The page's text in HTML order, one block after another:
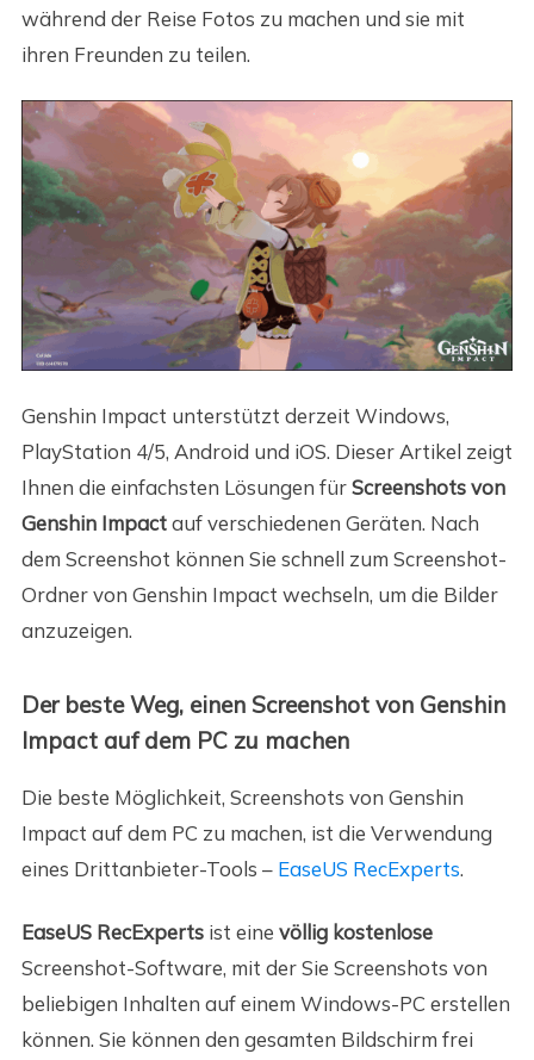
während der Reise Fotos zu machen und sie mit
ihren Freunden zu teilen.
Genshin Impact unterstützt derzeit Windows,
PlayStation 4/5, Android und iOS. Dieser Artikel zeigt
Ihnen die einfachsten Lösungen fürScreenshots von
Genshin Impactauf verschiedenen Geräten. Nach
dem Screenshot können Sie schnell zum Screenshot-
Ordner von Genshin Impact wechseln, um die Bilder
anzuzeigen.
Der beste Weg, einen Screenshot von Genshin
Impact auf dem PC zu machen
Die beste Möglichkeit, Screenshots von Genshin
Impact auf dem PC zu machen, ist die Verwendung
eines Drittanbieter-Tools – EaseUS RecExperts.
EaseUS RecExpertsist eine völlig kostenlose
Screenshot-Software, mit der Sie Screenshots von
beliebigen Inhalten auf einem Windows-PC erstellen
können. Sie können den gesamten Bildschirm frei